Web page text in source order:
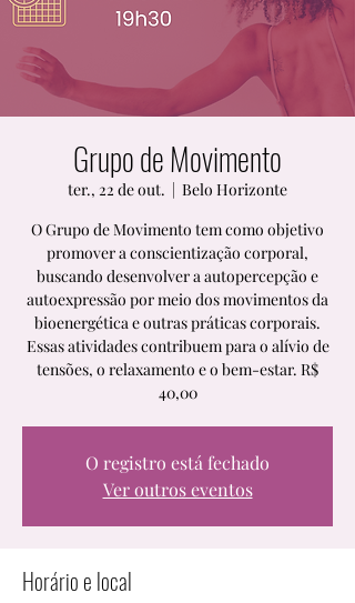
Grupo de Movimento
ter., 22 de out.
  |
Belo Horizonte
O Grupo de Movimento tem como objetivo
promover a conscientização corporal,
buscando desenvolver a autopercepção e
autoexpressão por meio dos movimentos da
bioenergética e outras práticas corporais.
Essas atividades contribuem para o alívio de
tensões, o relaxamento e o bem-estar. R$
40,00
O registro está fechado
Ver outros eventos
Horário e local